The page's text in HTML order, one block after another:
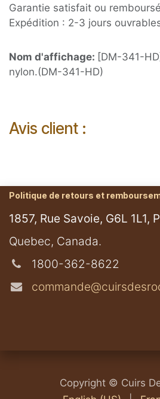
Garantie satisfait ou
Expédition : 2-3 jours
Nom d'affichage: [DM-341-
nylon.(DM-341-HD)
Avis client :
Politique de retours et
1857, Rue Savoie, G6L 1L1,
​Quebec, Canada.
1800-362-8622
Copyright © Cuirs